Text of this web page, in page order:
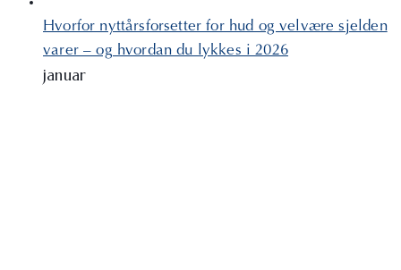
Hvorfor nyttårsforsetter for hud og velvære sjelden
varer – og hvordan du lykkes i 2026
januar